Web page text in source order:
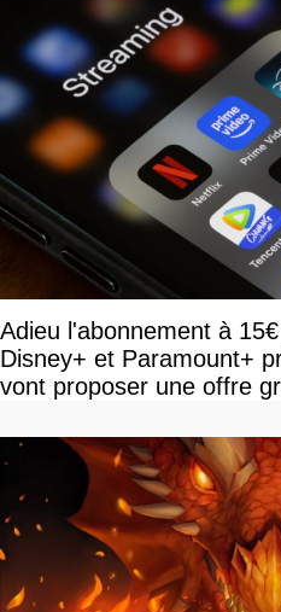
Adieu l'abonnement à
Disney+ et Paramount+
vont proposer une offre